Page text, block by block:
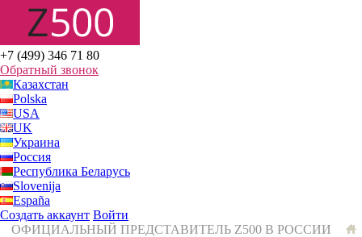
+7 (499) 346 71 80
Обратный звонок
Казахстан
Polska
USA
UK
Украина
Россия
Республика Беларусь
Slovenija
España
Создать аккаунт Войти
ОФИЦИАЛЬНЫЙ ПРЕДСТАВИТЕЛЬ Z500 В РОССИИ